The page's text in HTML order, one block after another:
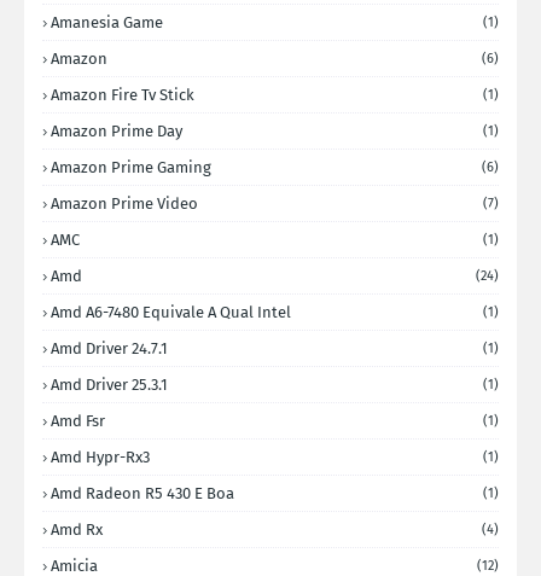
Amanesia Game (1)
Amazon (6)
Amazon Fire Tv Stick (1)
Amazon Prime Day (1)
Amazon Prime Gaming (6)
Amazon Prime Video (7)
AMC (1)
Amd (24)
Amd A6-7480 Equivale A Qual Intel (1)
Amd Driver 24.7.1 (1)
Amd Driver 25.3.1 (1)
Amd Fsr (1)
Amd Hypr-Rx3 (1)
Amd Radeon R5 430 E Boa (1)
Amd Rx (4)
Amicia (12)